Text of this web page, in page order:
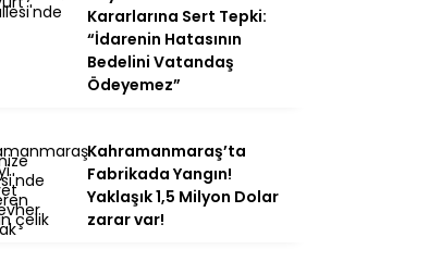
Kararlarına Sert Tepki:
“İdarenin Hatasının
Bedelini Vatandaş
Ödeyemez”
Kahramanmaraş’ta
Fabrikada Yangın!
Yaklaşık 1,5 Milyon Dolar
zarar var!